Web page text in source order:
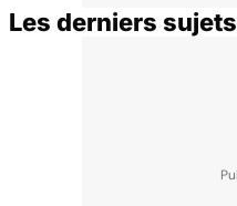
Les derniers sujets